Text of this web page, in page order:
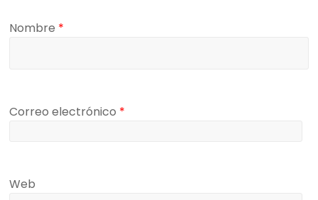
Nombre *
Correo electrónico *
Web